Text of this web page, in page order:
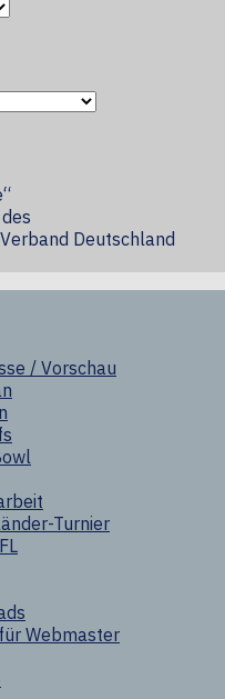
Deutschland
/ Vorschau
Turnier
Webmaster